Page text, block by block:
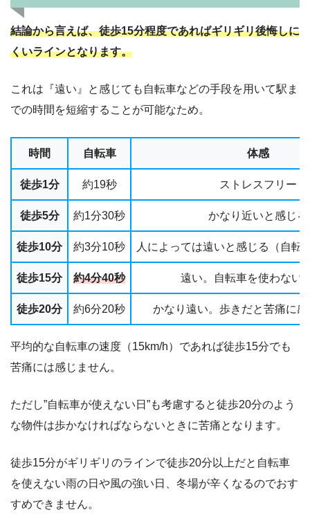
結論から言えば、徒歩15分程度であればギリギリ後悔しに
くいラインとなります。
これは『遠い』と感じても自転車などの手段を用いて駅ま
での時間を短縮することが可能なため。
時間 自転車 体感
徒歩1分 約19秒 ストレスフリー
徒歩5分 約1分30秒 かなり近いと感じる
徒歩10分 約3分10秒 人によっては遠いと感じる（自転
徒歩15分 約4分40秒 遠い。自転車を使わない
徒歩20分 約6分20秒 かなり遠い。歩きだと苦痛に
平均的な自転車の速度（15km/h）であれば徒歩15分でも
苦痛には感じません。
ただし”自転車が使えない日”も考慮すると徒歩20分のよう
な物件は歩かなければならないときに苦痛となります。
徒歩15分がギリギリのラインで徒歩20分以上だと自転車
を使えない雨の日や風の強い日、冬場が辛くなるのでおす
すめできません。